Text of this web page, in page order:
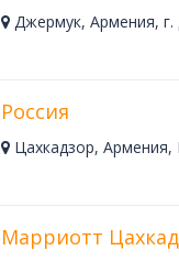
Джермук, Армения,
Россия
Цахкадзор, Армения,
Марриотт